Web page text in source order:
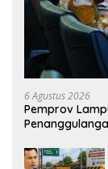
6 Agustus 2026
Pemprov